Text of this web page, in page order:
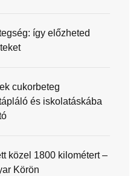
így előzheted
cukorbeteg
és iskolatáskába
közel 1800 kilométert –
Körön